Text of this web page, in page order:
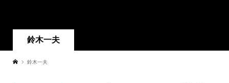
鈴木一夫
鈴木一夫